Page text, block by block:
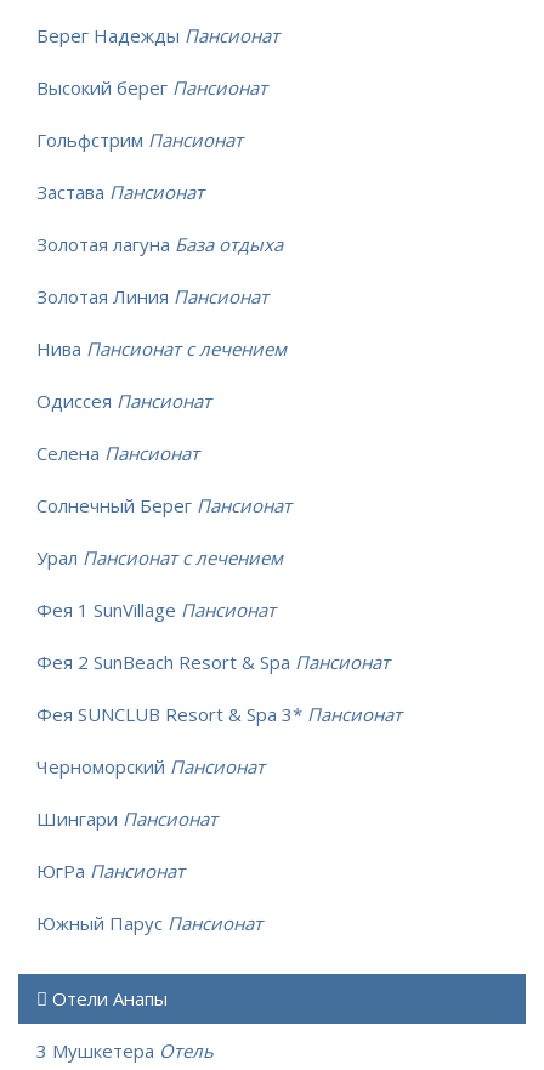
Берег Надежды Пансионат
Высокий берег Пансионат
Гольфстрим Пансионат
Застава Пансионат
Золотая лагуна База отдыха
Золотая Линия Пансионат
Нива Пансионат с лечением
Одиссея Пансионат
Селена Пансионат
Солнечный Берег Пансионат
Урал Пансионат с лечением
Фея 1 SunVillage Пансионат
Фея 2 SunBeach Resort & Spa Пансионат
Фея SUNCLUB Resort & Spa 3* Пансионат
Черноморский Пансионат
Шингари Пансионат
ЮгРа Пансионат
Южный Парус Пансионат
Отели Анапы
3 Мушкетера Отель